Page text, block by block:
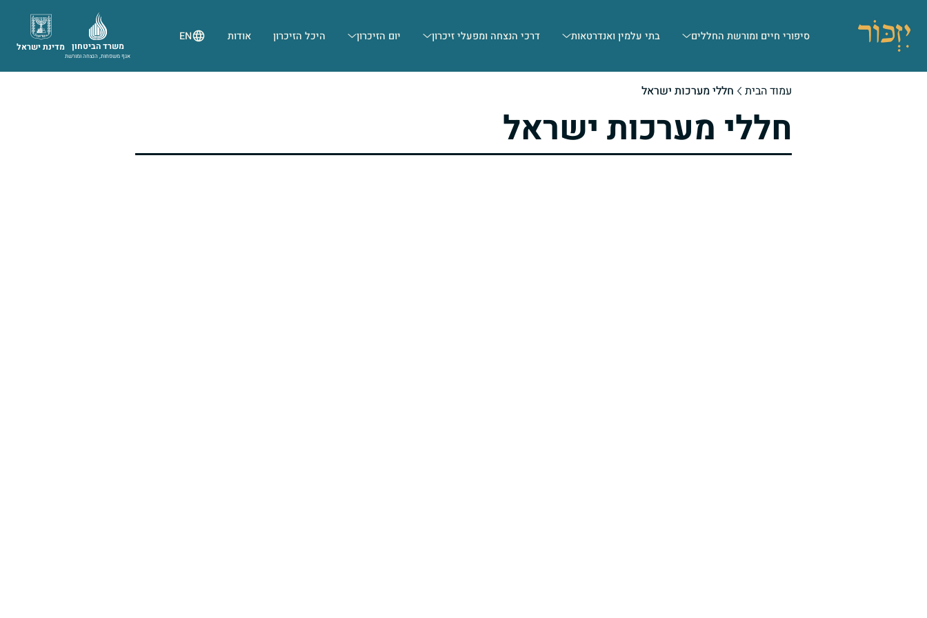
סיפורי חיים ומורשת החללים בתי עלמין ואנדרטאות דרכי הנצחה ומפעלי זיכרון יום הזיכרון היכל הזיכרון אודות EN
מדינת ישראל משרד הביטחון
אגף משפחות, הנצחה ומורשת
עמוד הבית חללי מערכות ישראל
חללי מערכות ישראל